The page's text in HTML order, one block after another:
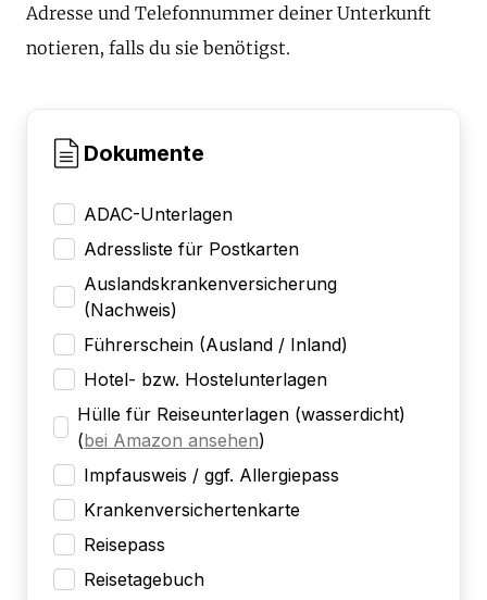
Adresse und Telefonnummer deiner Unterkunft
notieren, falls du sie benötigst.
Dokumente
ADAC-Unterlagen
Adressliste für Postkarten
Auslandskrankenversicherung
(Nachweis)
Führerschein (Ausland / Inland)
Hotel- bzw. Hostelunterlagen
Hülle für Reiseunterlagen (wasserdicht)
(bei Amazon ansehen)
Impfausweis / ggf. Allergiepass
Krankenversichertenkarte
Reisepass
Reisetagebuch